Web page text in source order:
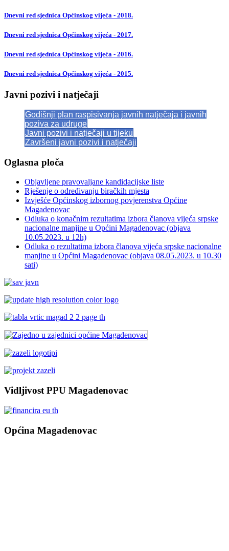
Dnevni red sjednica Općinskog vijeća - 2018.
Dnevni red sjednica Općinskog vijeća - 2017.
Dnevni red sjednica Općinskog vijeća - 2016.
Dnevni red sjednica Općinskog vijeća - 2015.
Javni pozivi i natječaji
Godišnji plan raspisivanja javnih natječaja i javnih
poziva za udruge
Javni pozivi i natječaji u tijeku
Završeni javni pozivi i natječaji
Oglasna ploča
Objavljene pravovaljane kandidacijske liste
Rješenje o određivanju biračkih mjesta
Izvješće Općinskog izbornog povjerenstva Općine
Magadenovac
Odluka o konačnim rezultatima izbora članova vijeća srpske
nacionalne manjine u Općini Magadenovac (objava
10.05.2023. u 12h)
Odluka o rezultatima izbora članova vijeća srpske nacionalne
manjine u Općini Magadenovac (objava 08.05.2023. u 10.30
sati)
Vidljivost PPU Magadenovac
Općina Magadenovac